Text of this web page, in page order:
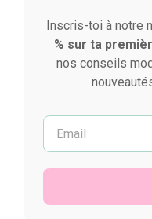
Inscris-toi à notre
% sur ta
nos conseils